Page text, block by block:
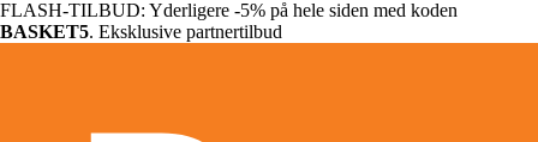
FLASH-TILBUD: Yderligere -5% på hele siden med koden
BASKET5. Eksklusive partnertilbud